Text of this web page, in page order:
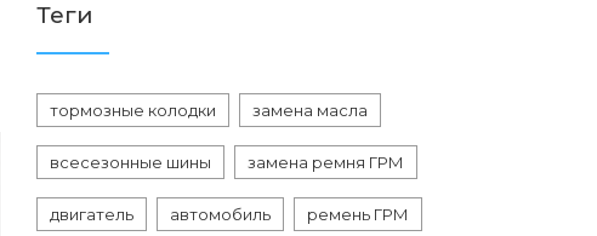
Теги
тормозные колодки замена масла
всесезонные шины замена ремня ГРМ
двигатель автомобиль ремень ГРМ